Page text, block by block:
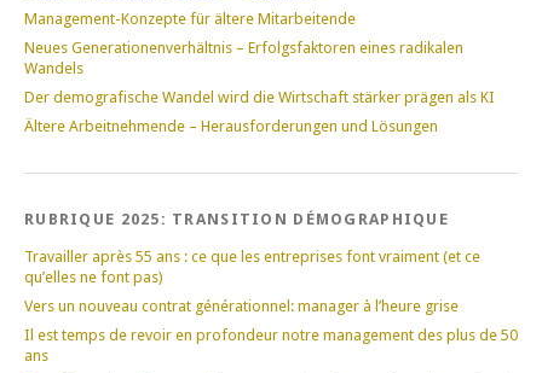
Management-Konzepte für ältere Mitarbeitende
Neues Generationenverhältnis – Erfolgsfaktoren eines radikalen
Wandels
Der demografische Wandel wird die Wirtschaft stärker prägen als KI
Ältere Arbeitnehmende – Herausforderungen und Lösungen
RUBRIQUE 2025: TRANSITION DÉMOGRAPHIQUE
Travailler après 55 ans : ce que les entreprises font vraiment (et ce
qu’elles ne font pas)
Vers un nouveau contrat générationnel: manager à l’heure grise
Il est temps de revoir en profondeur notre management des plus de 50
ans